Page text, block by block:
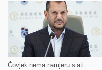
Čovjek nema namjeru stati